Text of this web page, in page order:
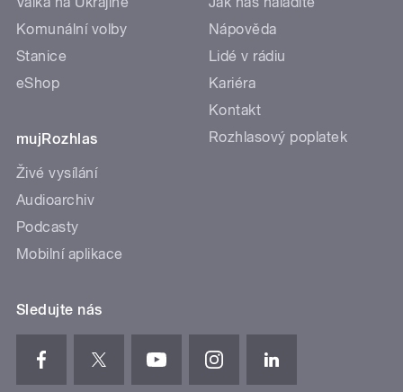
Komunální volby
Stanice
eShop
mujRozhlas
Živé vysílání
Audioarchiv
Podcasty
Mobilní aplikace
Nápověda
Lidé v rádiu
Kariéra
Kontakt
Rozhlasový poplatek
Sledujte nás